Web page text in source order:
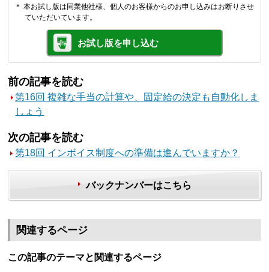
＊ 本お試し版は同業他社様、個人のお客様からのお申し込みはお断りさせ
ていただいています。
お試し版を申し込む
前の記事を読む
第16回 複雑な手当の計算や、固定給の決定も自動化しま
しょう
次の記事を読む
第18回 インボイス制度への準備は進んでいますか？
バックナンバーはこちら
関連するページ
この記事のテーマと関連するページ